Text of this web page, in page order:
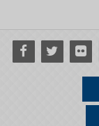
Facebook
Twitter Flickr